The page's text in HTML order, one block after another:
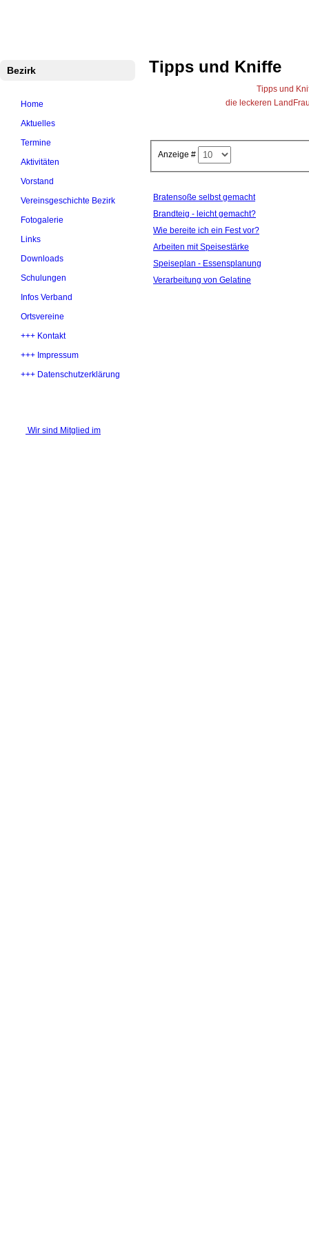
Bezirk
Home
Aktuelles
Termine
Aktivitäten
Vorstand
Vereinsgeschichte Bezirk
Fotogalerie
Links
Downloads
Schulungen
Infos Verband
Ortsvereine
+++ Kontakt
+++ Impressum
+++ Datenschutzerklärung
Wir sind Mitglied im
Tipps und Kniffe
Tipps und
die leckeren
Anzeige #
Bratensoße selbst gemacht
Brandteig - leicht gemacht?
Wie bereite ich ein Fest vor?
Arbeiten mit Speisestärke
Speiseplan - Essensplanung
Verarbeitung von Gelatine